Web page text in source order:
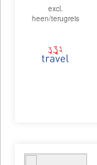
excl.
heen/terugreis